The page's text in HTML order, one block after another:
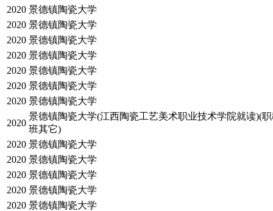
2020 景德镇陶瓷大学
2020 景德镇陶瓷大学
2020 景德镇陶瓷大学
2020 景德镇陶瓷大学
2020 景德镇陶瓷大学
2020 景德镇陶瓷大学
2020 景德镇陶瓷大学
2020
景德镇陶瓷大学(江西陶瓷工艺美术职业技术学院就读)(
班其它)
2020 景德镇陶瓷大学
2020 景德镇陶瓷大学
2020 景德镇陶瓷大学
2020 景德镇陶瓷大学
2020 景德镇陶瓷大学